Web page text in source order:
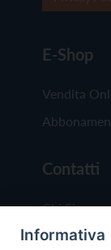
E-Shop
Vendita
Contatti
Chi Siamo
Redazione
Informativa